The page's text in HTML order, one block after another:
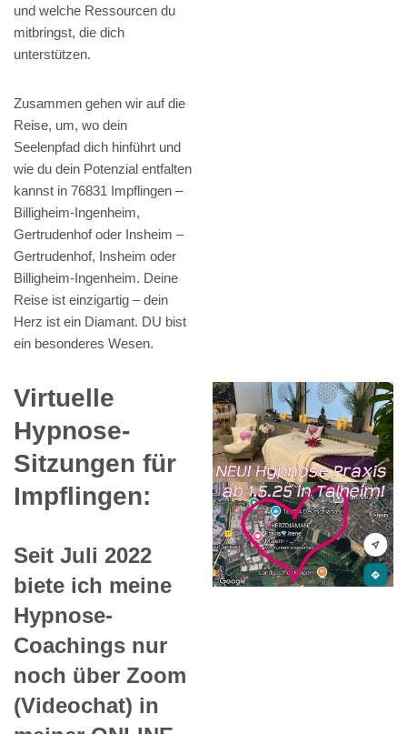
und welche Ressourcen du
mitbringst, die dich
unterstützen.
Zusammen gehen wir auf die
Reise, um, wo dein
Seelenpfad dich hinführt und
wie du dein Potenzial entfalten
kannst in 76831 Impflingen –
Billigheim-Ingenheim,
Gertrudenhof oder Insheim –
Gertrudenhof, Insheim oder
Billigheim-Ingenheim. Deine
Reise ist einzigartig – dein
Herz ist ein Diamant. DU bist
ein besonderes Wesen.
Virtuelle
Hypnose-
Sitzungen für
Impflingen:
Seit Juli 2022
biete ich meine
Hypnose-
Coachings nur
noch über Zoom
(Videochat) in